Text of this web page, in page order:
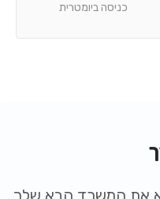
כניסה ביומטרית
את המשרד הבא שלך